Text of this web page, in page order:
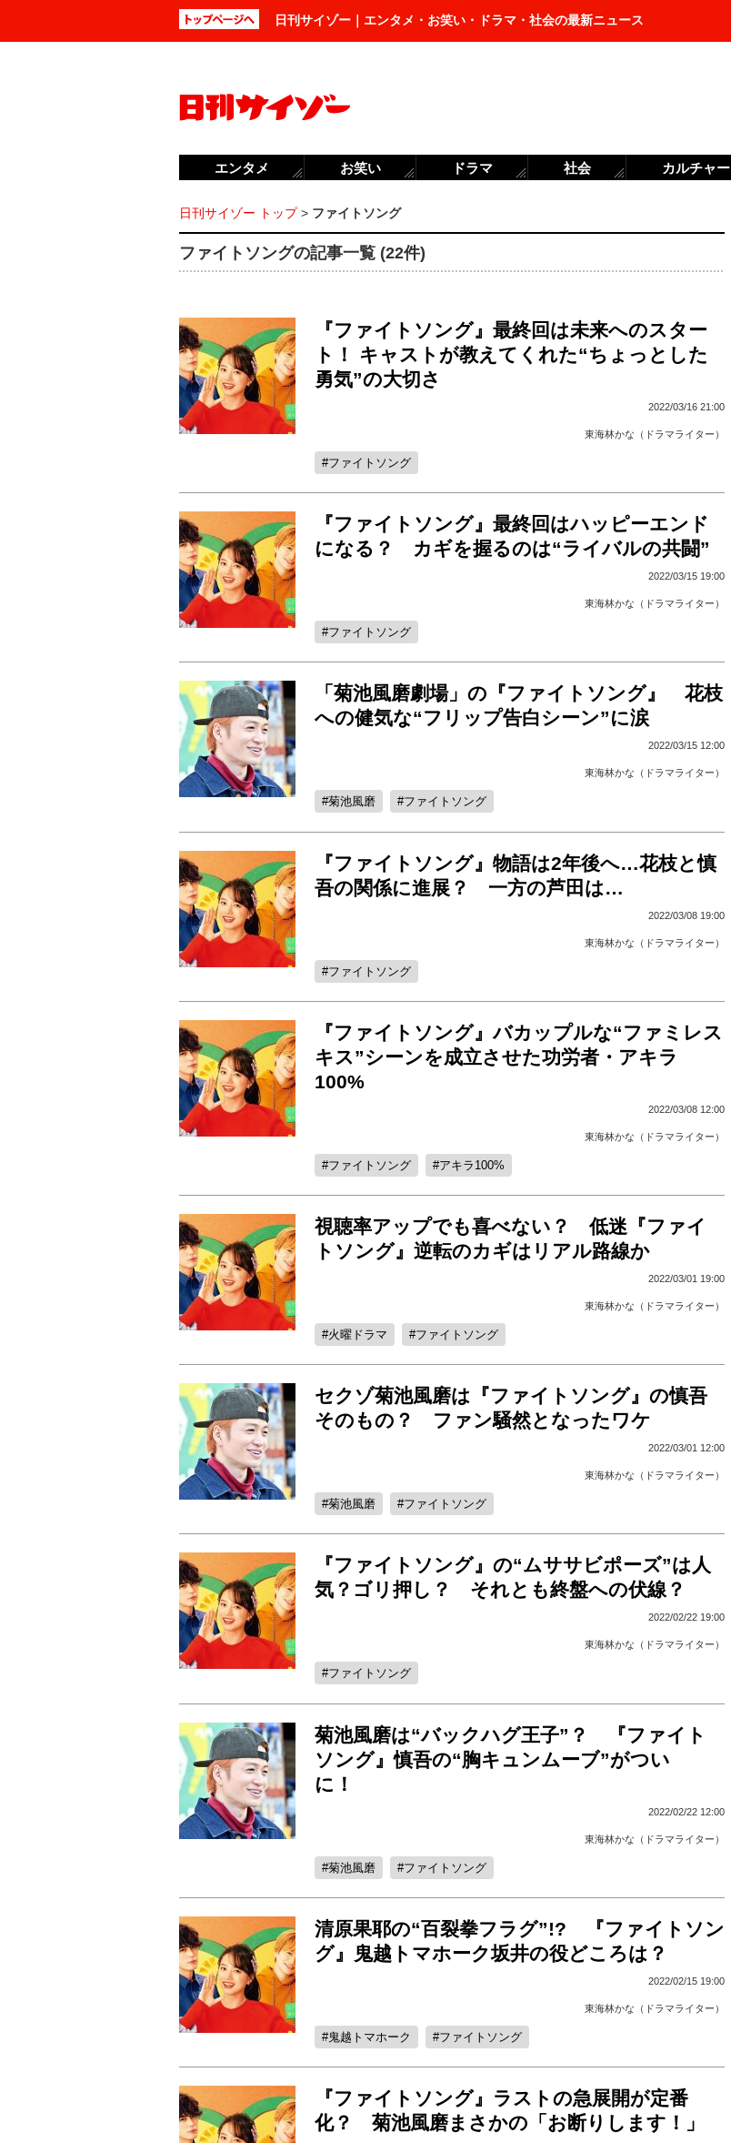
日刊サイゾー｜エンタメ・お笑い・ドラマ・社会の最新ニュース
日刊サイゾー トップ> ファイトソング
ファイトソングの記事一覧 (22件)
『ファイトソング』最終回は未来へのスター
ト！ キャストが教えてくれた“ちょっとした
勇気”の大切さ
2022/03/16 21:00
東海林かな（ドラマライター）
ファイトソング
『ファイトソング』最終回はハッピーエンド
になる？ カギを握るのは“ライバルの共闘”
2022/03/15 19:00
東海林かな（ドラマライター）
ファイトソング
「菊池風磨劇場」の『ファイトソング』 花枝
への健気な“フリップ告白シーン”に涙
2022/03/15 12:00
東海林かな（ドラマライター）
菊池風磨 ファイトソング
『ファイトソング』物語は2年後へ…花枝と慎
吾の関係に進展？ 一方の芦田は…
2022/03/08 19:00
東海林かな（ドラマライター）
ファイトソング
『ファイトソング』バカップルな“ファミレス
キス”シーンを成立させた功労者・アキラ
100%
2022/03/08 12:00
東海林かな（ドラマライター）
ファイトソング アキラ100%
視聴率アップでも喜べない？ 低迷『ファイ
トソング』逆転のカギはリアル路線か
2022/03/01 19:00
東海林かな（ドラマライター）
火曜ドラマ ファイトソング
セクゾ菊池風磨は『ファイトソング』の慎吾
そのもの？ ファン騒然となったワケ
2022/03/01 12:00
東海林かな（ドラマライター）
菊池風磨 ファイトソング
『ファイトソング』の“ムササビポーズ”は人
気？ゴリ押し？ それとも終盤への伏線？
2022/02/22 19:00
東海林かな（ドラマライター）
ファイトソング
菊池風磨は“バックハグ王子”？ 『ファイト
ソング』慎吾の“胸キュンムーブ”がつい
に！
2022/02/22 12:00
東海林かな（ドラマライター）
菊池風磨 ファイトソング
清原果耶の“百裂拳フラグ”!? 『ファイトソン
グ』鬼越トマホーク坂井の役どころは？
2022/02/15 19:00
東海林かな（ドラマライター）
鬼越トマホーク ファイトソング
『ファイトソング』ラストの急展開が定番
化？ 菊池風磨まさかの「お断りします！」
エンタメ お笑い ドラマ 社会 カルチャー